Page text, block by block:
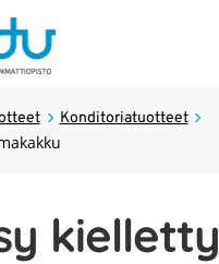
Helmi
Konditoriatuotteet
kielletty